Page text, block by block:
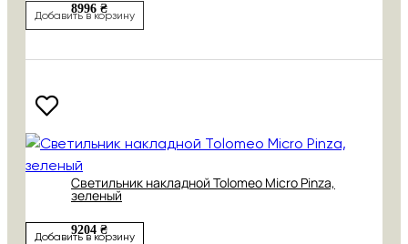
8996 ₴
Добавить в корзину
Светильник накладной Tolomeo Micro Pinza,
зеленый
9204 ₴
Добавить в корзину